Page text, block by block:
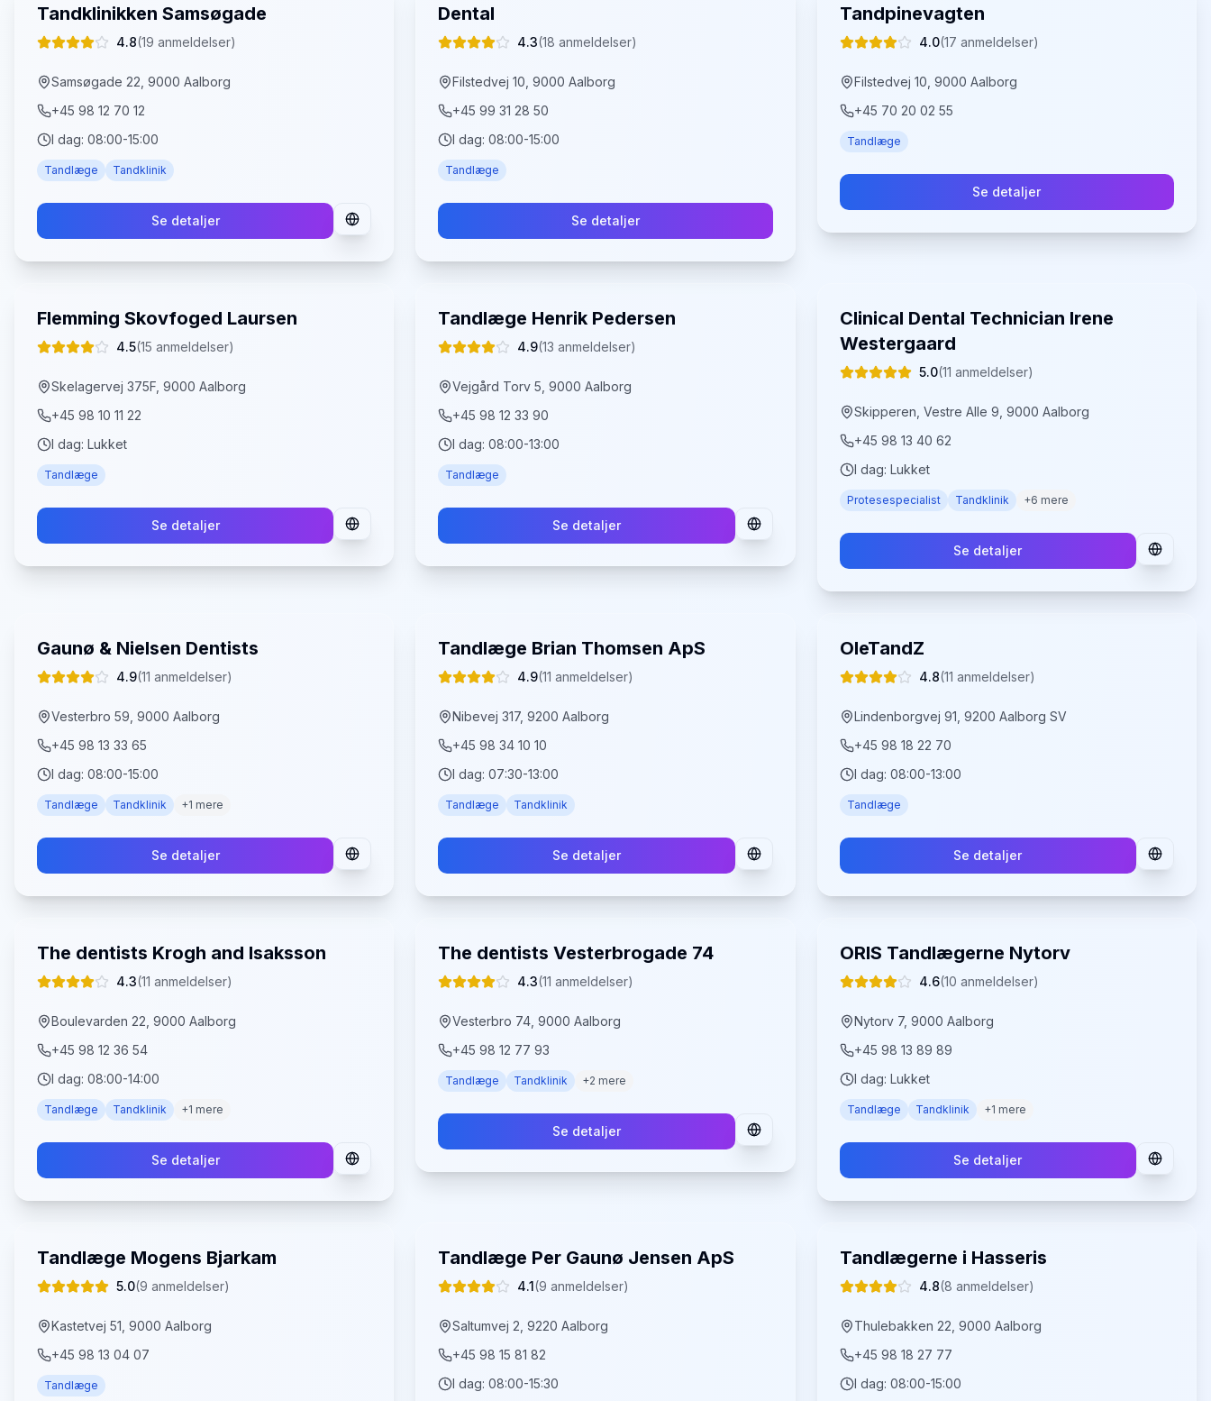
Tandklinikken Samsøgade
4.8(19 anmeldelser)
Samsøgade 22, 9000 Aalborg
+45 98 12 70 12
I dag: 08:00-15:00
Tandlæge Tandklinik
Se detaljer
Dental
4.3(18 anmeldelser)
Filstedvej 10, 9000 Aalborg
+45 99 31 28 50
I dag:08:00-15:00
Tandlæge
Se detaljer
Tandpinevagten
4.0(17 anmeldelser)
Filstedvej 10, 9000 Aalborg
+45 70 20 02 55
Tandlæge
Se detaljer
Flemming Skovfoged Laursen
4.5(15 anmeldelser)
Skelagervej 375F, 9000 Aalborg
+45 98 10 11 22
I dag: Lukket
Tandlæge
Se detaljer
Tandlæge Henrik Pedersen
4.9(13 anmeldelser)
Vejgård Torv 5, 9000 Aalborg
+45 98 12 33 90
I dag:08:00-13:00
Tandlæge
Se detaljer
Clinical Dental Technician Irene
Westergaard
5.0(11 anmeldelser)
Skipperen, Vestre Alle 9, 9000 Aalborg
+45 98 13 40 62
I dag: Lukket
Protesespecialist Tandklinik +6 mere
Se detaljer
Gaunø & Nielsen Dentists
4.9(11 anmeldelser)
Vesterbro 59, 9000 Aalborg
+45 98 13 33 65
I dag: 08:00-15:00
Tandlæge Tandklinik +1 mere
Se detaljer
Tandlæge Brian Thomsen ApS
4.9(11 anmeldelser)
Nibevej 317, 9200 Aalborg
+45 98 34 10 10
I dag:07:30-13:00
Tandlæge Tandklinik
Se detaljer
OleTandZ
4.8(11 anmeldelser)
Lindenborgvej 91, 9200 Aalborg SV
+45 98 18 22 70
I dag: 08:00-13:00
Tandlæge
Se detaljer
The dentists Krogh and Isaksson
4.3(11 anmeldelser)
Boulevarden 22, 9000 Aalborg
+45 98 12 36 54
I dag: 08:00-14:00
Tandlæge Tandklinik +1 mere
Se detaljer
The dentists Vesterbrogade 74
4.3(11 anmeldelser)
Vesterbro 74, 9000 Aalborg
+45 98 12 77 93
Tandlæge Tandklinik +2 mere
Se detaljer
ORIS Tandlægerne Nytorv
4.6(10 anmeldelser)
Nytorv 7, 9000 Aalborg
+45 98 13 89 89
I dag: Lukket
Tandlæge Tandklinik +1 mere
Se detaljer
Tandlæge Mogens Bjarkam
5.0(9 anmeldelser)
Kastetvej 51, 9000 Aalborg
+45 98 13 04 07
Tandlæge
Tandlæge Per Gaunø Jensen ApS
4.1(9 anmeldelser)
Saltumvej 2, 9220 Aalborg
+45 98 15 81 82
I dag:08:00-15:30
Tandlægerne i Hasseris
4.8(8 anmeldelser)
Thulebakken 22, 9000 Aalborg
+45 98 18 27 77
I dag: 08:00-15:00